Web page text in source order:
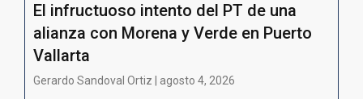
El infructuoso intento del PT de una
alianza con Morena y Verde en Puerto
Vallarta
Gerardo Sandoval Ortiz | agosto 4, 2026